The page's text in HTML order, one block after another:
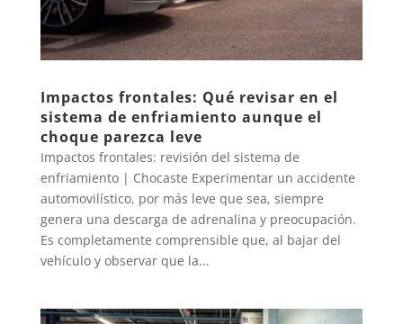
Impactos frontales: Qué revisar en el
sistema de enfriamiento aunque el
choque parezca leve
Impactos frontales: revisión del sistema de
enfriamiento | Chocaste Experimentar un accidente
automovilístico, por más leve que sea, siempre
genera una descarga de adrenalina y preocupación.
Es completamente comprensible que, al bajar del
vehículo y observar que la...